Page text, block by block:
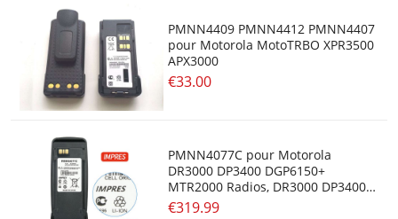
PMNN4409 PMNN4412 PMNN4407
pour Motorola MotoTRBO XPR3500
APX3000
€33.00
PMNN4077C pour Motorola
DR3000 DP3400 DGP6150+
MTR2000 Radios, DR3000 DP3400
DP3401 DP3600 DP3601, DGP4150
€319.99